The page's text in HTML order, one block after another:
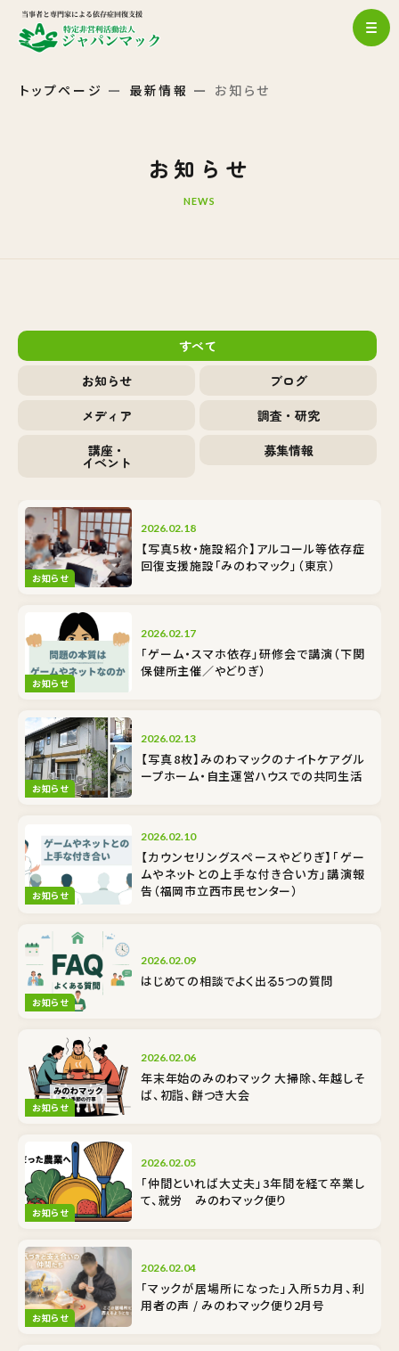
トップページ 最新情報 お知らせ
お知らせ
NEWS
すべて
お知らせ
ブログ
メディア
調査・研究
講座・
イベント
募集情報
お知らせ
2026.02.18
【写真5枚・施設紹介】アルコール等依存症
回復支援施設「みのわマック」（東京）
お知らせ
2026.02.17
「ゲーム・スマホ依存」研修会で講演（下関
保健所主催／やどりぎ）
お知らせ
2026.02.13
【写真8枚】みのわマックのナイトケア――グル
ープホーム・自主運営ハウスでの共同生活
お知らせ
2026.02.10
【カウンセリングスペースやどりぎ】「ゲー
ムやネットとの上手な付き合い方」講演報
告（福岡市立西市民センター）
お知らせ
2026.02.09
はじめての相談でよく出る5つの質問
お知らせ
2026.02.06
年末年始のみのわマック 大掃除、年越しそ
ば、初詣、餅つき大会
お知らせ
2026.02.05
「仲間といれば大丈夫」3年間を経て卒業し
て、就労 みのわマック便り
お知らせ
2026.02.04
「マックが居場所になった」入所5カ月、利
用者の声 / みのわマック便り2月号